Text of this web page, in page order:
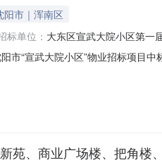
阳市｜浑南区
标单位： 大东区宣武大院小区第一
市“宣武大院小区”物业招标项目中
苑、商业广场楼、把角楼